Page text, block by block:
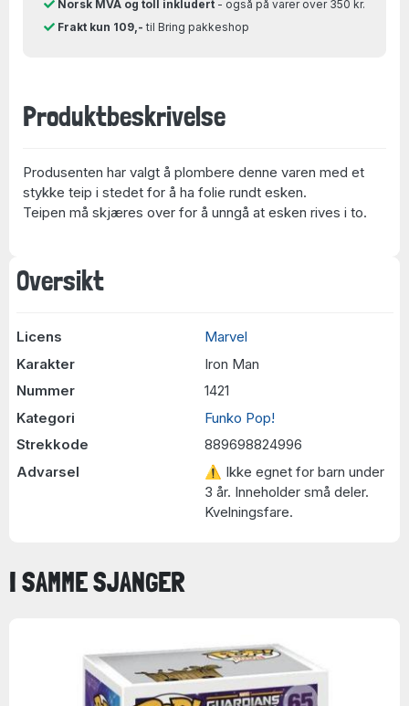
Oversikt
Licens
Marvel
Karakter
Iron Man
Nummer
1421
Kategori
Funko Pop!
Strekkode
889698824996
Advarsel
⚠ Ikke egnet for barn under
3 år. Inneholder små deler.
Kvelningsfare.
Norsk MVA og toll inkludert- også på varer over 350 kr.
Frakt kun 109,- til Bring pakkeshop
Produktbeskrivelse
Produsenten har valgt å plombere denne varen med et
stykke teip i stedet for å ha folie rundt esken.
Teipen må skjæres over for å unngå at esken rives i to.
I SAMME SJANGER